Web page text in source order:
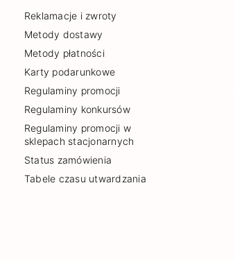
Reklamacje i zwroty
Metody dostawy
Metody płatności
Karty podarunkowe
Regulaminy promocji
Regulaminy konkursów
Regulaminy promocji w
sklepach stacjonarnych
Status zamówienia
Tabele czasu utwardzania